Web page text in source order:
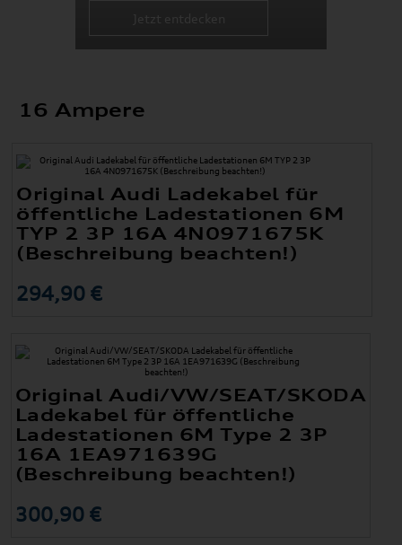
16 Ampere
Original Audi Ladekabel für
öffentliche Ladestationen 6M
TYP 2 3P 16A 4N0971675K
(Beschreibung beachten!)
294,90 €
Original Audi/VW/SEAT/SKODA
Ladekabel für öffentliche
Ladestationen 6M Type 2 3P
16A 1EA971639G
(Beschreibung beachten!)
300,90 €